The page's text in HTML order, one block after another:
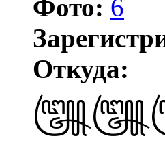
Фото: 6
Откуда: